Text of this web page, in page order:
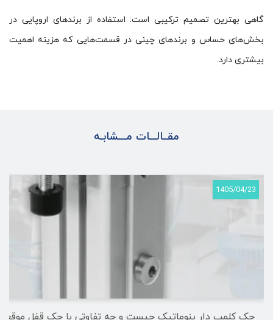
گاهی بهترین تصمیم ترکیبی است: استفاده از برندهای اروپایی در
بخش‌های حساس و برندهای چینی در قسمت‌هایی که هزینه اهمیت
بیشتری دارد.
مقــالـــات مـــشابـه
1405/04/23
جک کلمپ دار پنوماتیک چیست و چه تفاوتی با جک قفل